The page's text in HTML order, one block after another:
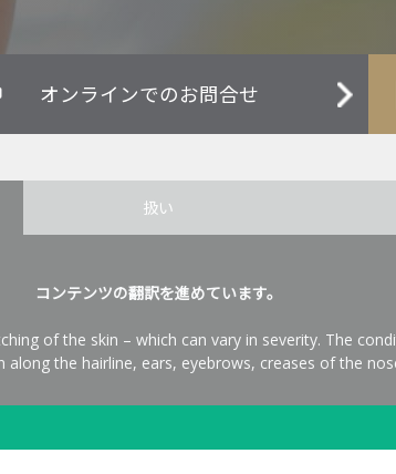
オンラインでのお問合せ
扱い
コンテンツの翻訳を進めています。
of the skin – which can vary in severity. The
along the hairline, ears, eyebrows, creases of the